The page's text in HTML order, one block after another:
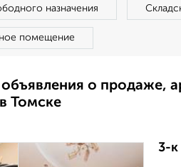
назначения
помещение
о продаже,
Томске
3-к